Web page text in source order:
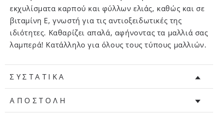
εκχυλίσματα καρπού και φύλλων ελιάς, καθώς και σε
βιταμίνη E, γνωστή για τις αντιοξειδωτικές της
ιδιότητες. Καθαρίζει απαλά, αφήνοντας τα μαλλιά σας
λαμπερά! Κατάλληλο για όλους τους τύπους μαλλιών.
ΣΥΣΤΑΤΙΚΑ
ΑΠΟΣΤΟΛΗ